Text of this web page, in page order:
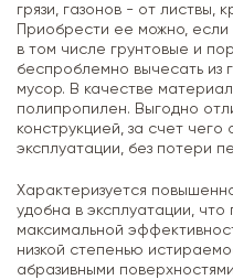
грязи, газонов - от листвы,
Приобрести ее можно,
в том числе грунтовые и
беспроблемно вычесать из
мусор. В качестве
полипропилен. Выгодно
конструкцией, за счет
эксплуатации, без потери
Характеризуется
удобна в эксплуатации, что
максимальной
низкой степенью
абразивными